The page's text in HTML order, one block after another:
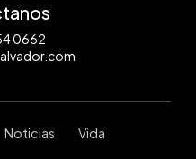
0662
Noticias Vida